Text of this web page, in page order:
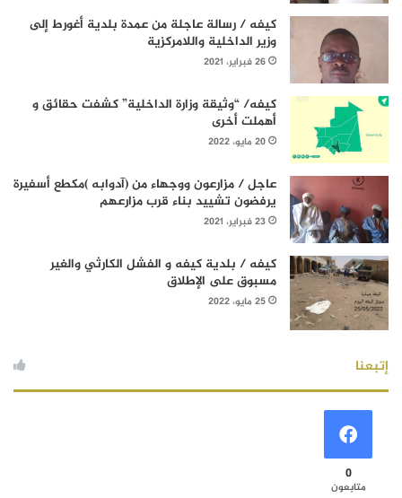
كيفه / رسالة عاجلة من عمدة بلدية أغورط إلى
وزير الداخلية واللامركزية
26 فبراير، 2021
كيفه/ “وثيقة وزارة الداخلية” كشفت حقائق و
أهملت أخرى
20 مايو، 2022
عاجل / مزارعون ووجهاء من (آدوابه )مكطع أسفيرة
يرفضون تشييد بناء قرب مزارعهم
23 فبراير، 2021
كيفه / بلدية كيفه و الفشل الكارثي والغير
مسبوق على الإطلاق
25 مايو، 2022
إتبعنا
0
متابعون